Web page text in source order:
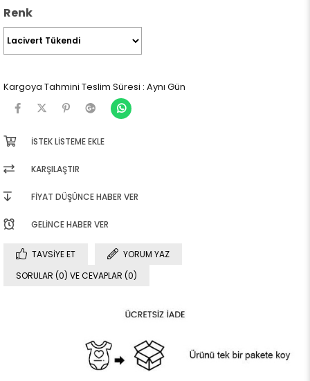
Renk
Kargoya Tahmini Teslim Süresi : Aynı Gün
İSTEK LISTEME EKLE
KARŞILAŞTIR
FIYAT DÜŞÜNCE HABER VER
GELINCE HABER VER
TAVSIYE ET
YORUM YAZ
SORULAR (0) VE CEVAPLAR (0)